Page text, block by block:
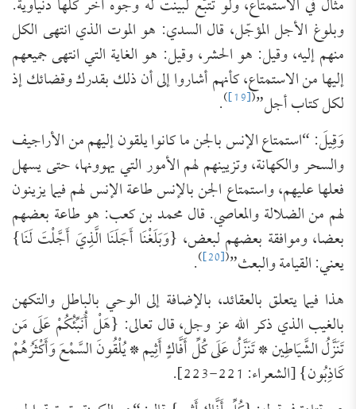
وبلوغ الأجل المؤجّل، قال السدي: هو الموت الذي انتهى الكل
منهم إليه، وقيل: هو الحشر، وقيل: هو الغاية التي انتهى جميعهم
إليها من الاستمتاع، كأنهم أشاروا إلى أن ذلك بقدرك وقضائك إذ
لكل كتاب أجل”(
[19]
)
.
وَقِيلَ: “استمتاع الإنس بالجن ما كانوا يلقون إليهم من الأراجيف
والسحر والكهانة، وتزيينهم لهم الأمور التي يهوونها، حتى يسهل
فعلها عليهم، واستمتاع الجن بالإنس طاعة الإنس لهم فيما يزينون
لهم من الضلالة والمعاصي. قال محمد بن كعب: هو طاعة بعضهم
بعضا، وموافقة بعضهم لبعض، {وَبَلَغْنَا أَجَلَنَا الَّذِيَ أَجَّلْتَ لَنَا}
يعني: القيامة والبعث”(
[20]
)
.
هذا فيما يتعلق بالعقائد، بالإضافة إلى الوحي بالباطل والتكهن
بالغيب الذي ذكر الله عز وجل، قال تعالى: {هَلْ أُنَبِّئُكُمْ عَلَى مَن
تَنَزَّلُ الشَّيَاطِين * تَنَزَّلُ عَلَى كُلِّ أَفَّاكٍ أَثِيم * يُلْقُونَ السَّمْعَ وَأَكْثَرُهُمْ
كَاذِبُون} [الشعراء: 221-223].